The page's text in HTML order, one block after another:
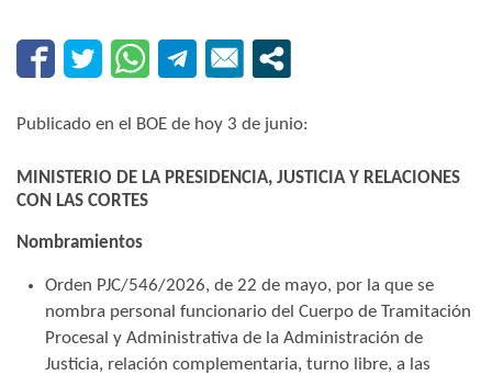
Publicado en el BOE de hoy 3 de junio:
MINISTERIO DE LA PRESIDENCIA, JUSTICIA Y RELACIONES
CON LAS CORTES
Nombramientos
Orden PJC/546/2026, de 22 de mayo, por la que se
nombra personal funcionario del Cuerpo de Tramitación
Procesal y Administrativa de la Administración de
Justicia, relación complementaria, turno libre, a las